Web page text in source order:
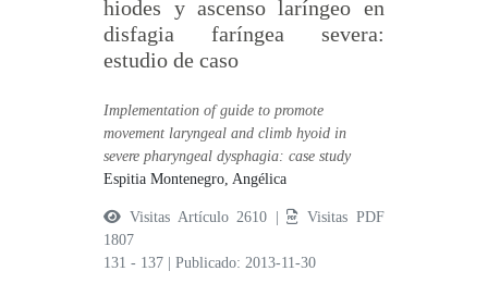
hiodes y ascenso laríngeo en
disfagia faríngea severa:
estudio de caso
Implementation of guide to promote
movement laryngeal and climb hyoid in
severe pharyngeal dysphagia: case study
Espitia Montenegro, Angélica
Visitas Artículo 2610 |
Visitas PDF
1807
131 - 137
|Publicado: 2013-11-30